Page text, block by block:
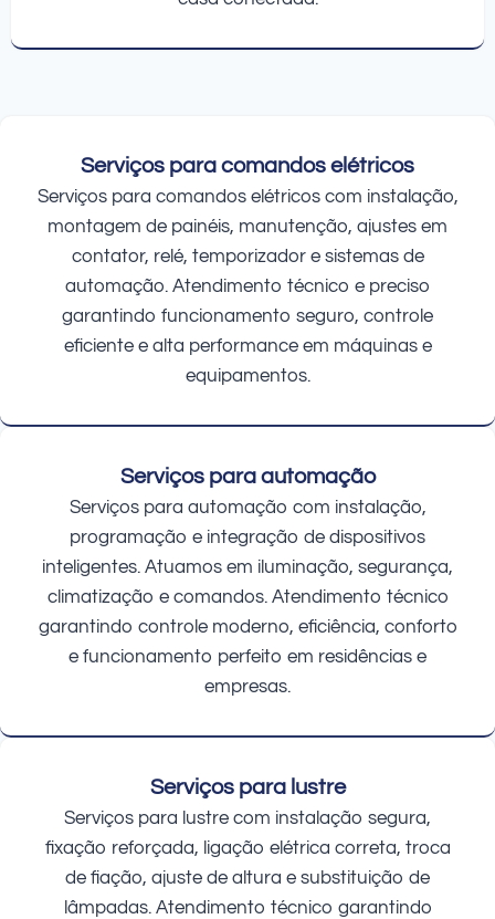
Serviços para comandos elétricos
Serviços para comandos elétricos com instalação,
montagem de painéis, manutenção, ajustes em
contator, relé, temporizador e sistemas de
automação. Atendimento técnico e preciso
garantindo funcionamento seguro, controle
eficiente e alta performance em máquinas e
equipamentos.
Serviços para automação
Serviços para automação com instalação,
programação e integração de dispositivos
inteligentes. Atuamos em iluminação, segurança,
climatização e comandos. Atendimento técnico
garantindo controle moderno, eficiência, conforto
e funcionamento perfeito em residências e
empresas.
Serviços para lustre
Serviços para lustre com instalação segura,
fixação reforçada, ligação elétrica correta, troca
de fiação, ajuste de altura e substituição de
lâmpadas. Atendimento técnico garantindo